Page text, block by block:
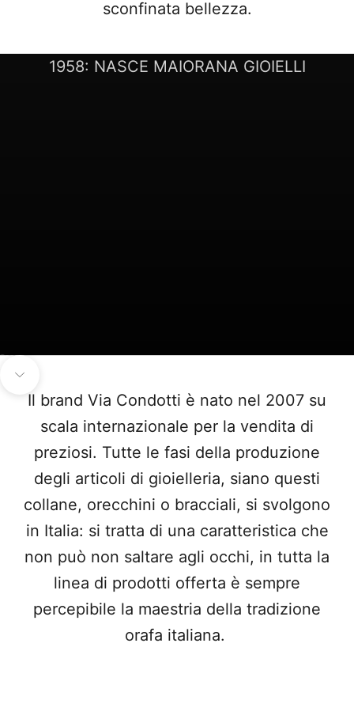
sconfinata bellezza.
1958: NASCE MAIORANA GIOIELLI
Il brand Via Condotti è nato nel 2007 su
scala internazionale per la vendita di
preziosi. Tutte le fasi della produzione
degli articoli di gioielleria, siano questi
collane, orecchini o bracciali, si svolgono
in Italia: si tratta di una caratteristica che
non può non saltare agli occhi, in tutta la
linea di prodotti offerta è sempre
percepibile la maestria della tradizione
orafa italiana.